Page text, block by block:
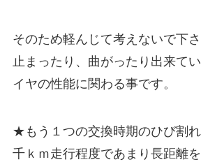
そのため軽んじて考えないで下
止まったり、曲がったり出来て
イヤの性能に関わる事です。
★もう１つの交換時期のひび割
千ｋｍ走行程度であまり長距離